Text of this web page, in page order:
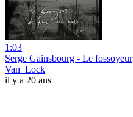
1:03
Serge Gainsbourg - Le fossoyeur
Van_Lock
il y a 20 ans